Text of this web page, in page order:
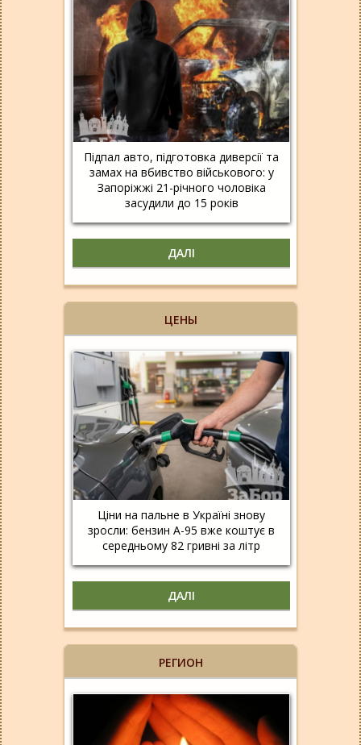
Підпал авто, підготовка диверсії та
замах на вбивство військового: у
Запоріжжі 21-річного чоловіка
засудили до 15 років
ДАЛІ
ЦЕНЫ
Ціни на пальне в Україні знову
зросли: бензин А-95 вже коштує в
середньому 82 гривні за літр
ДАЛІ
РЕГИОН